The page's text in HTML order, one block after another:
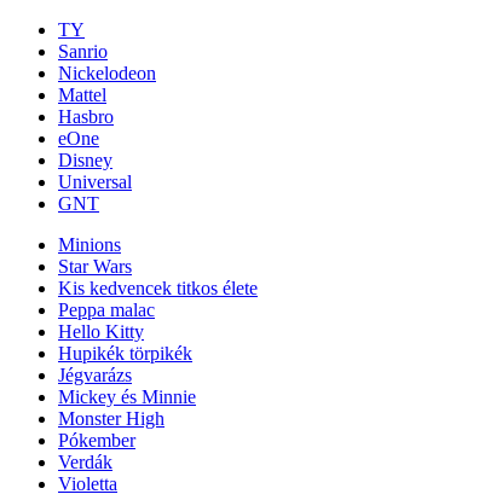
TY
Sanrio
Nickelodeon
Mattel
Hasbro
eOne
Disney
Universal
GNT
Minions
Star Wars
Kis kedvencek titkos élete
Peppa malac
Hello Kitty
Hupikék törpikék
Jégvarázs
Mickey és Minnie
Monster High
Pókember
Verdák
Violetta